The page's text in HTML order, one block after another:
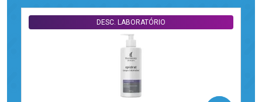
DESC. LABORATÓRIO